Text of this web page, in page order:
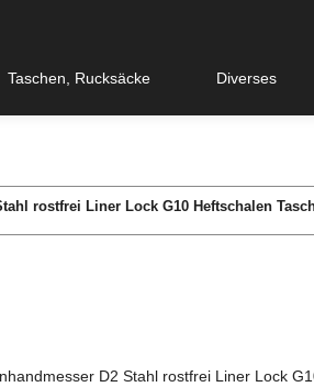
Taschen, Rucksäcke Diverses
rostfrei Liner Lock G10 Heftschalen